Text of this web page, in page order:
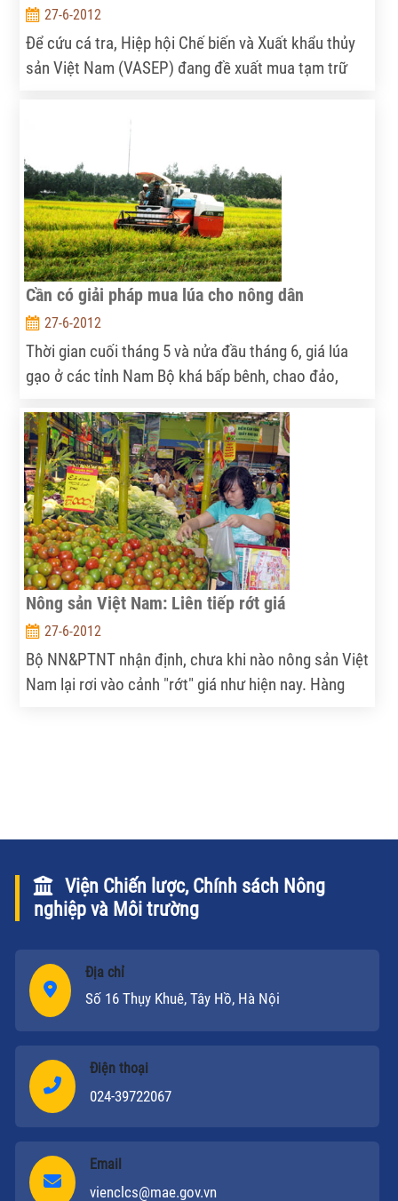
27-6-2012
Để cứu cá tra, Hiệp hội Chế biến và Xuất khẩu thủy
sản Việt Nam (VASEP) đang đề xuất mua tạm trữ
Cần có giải pháp mua lúa cho nông dân
27-6-2012
Thời gian cuối tháng 5 và nửa đầu tháng 6, giá lúa
gạo ở các tỉnh Nam Bộ khá bấp bênh, chao đảo,
hè thu đang được thu hoạch rộ tại các địa phương
vùng Đồng bằng sông Cửu Long (ĐBSCL). Nếu
không có chính sách hỗ trợ nông dân kịp thời, bà
con sẽ gặp muôn vàn khó khăn để sản xuất vụ mới.
Nông sản Việt Nam: Liên tiếp rớt giá
27-6-2012
Bộ NN&PTNT nhận định, chưa khi nào nông sản Việt
Nam lại rơi vào cảnh "rớt" giá như hiện nay. Hàng
Viện Chiến lược, Chính sách Nông
nghiệp và Môi trường
Địa chỉ
Số 16 Thụy Khuê, Tây Hồ, Hà Nội
Điện thoại
024-39722067
Email
vienclcs@mae.gov.vn